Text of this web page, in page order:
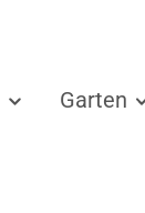
Garten